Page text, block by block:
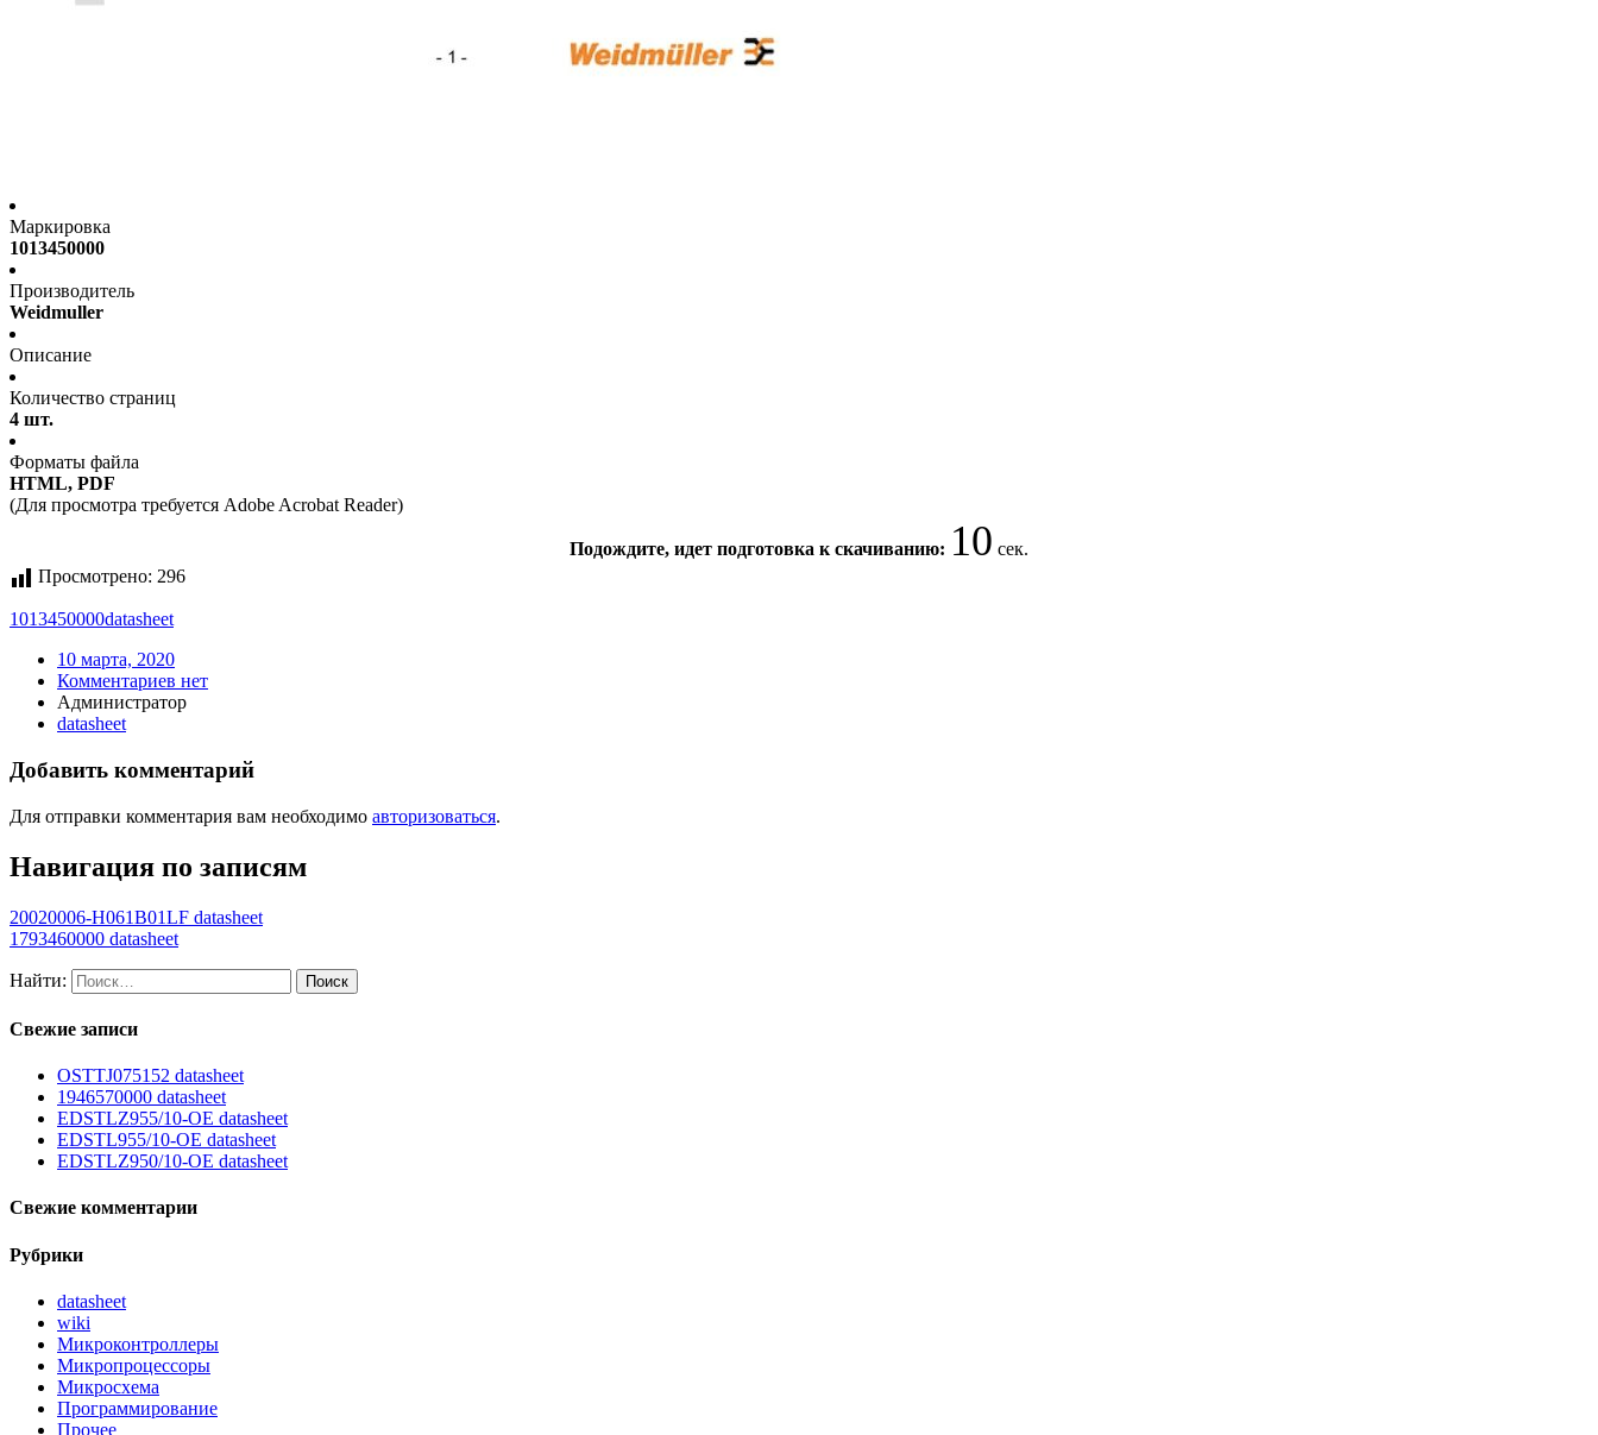
Маркировка
1013450000
Производитель
Weidmuller
Описание
Количество страниц
4 шт.
Форматы файла
HTML, PDF
(Для просмотра требуется Adobe Acrobat Reader)
Подождите, идет подготовка к скачиванию: 10 сек.
Просмотрено: 296
1013450000datasheet
10 марта, 2020
Комментариев нет
Администратор
datasheet
Добавить комментарий
Для отправки комментария вам необходимо авторизоваться.
Навигация по записям
20020006-H061B01LF datasheet
1793460000 datasheet
Найти:
Свежие записи
OSTTJ075152 datasheet
1946570000 datasheet
EDSTLZ955/10-OE datasheet
EDSTL955/10-OE datasheet
EDSTLZ950/10-OE datasheet
Свежие комментарии
Рубрики
datasheet
wiki
Микроконтроллеры
Микропроцессоры
Микросхема
Программирование
Прочее